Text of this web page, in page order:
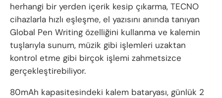
herhangi bir yerden içerik kesip çıkarma, TECNO
cihazlarla hızlı eşleşme, el yazısını anında tanıyan
Global Pen Writing özelliğini kullanma ve kalemin
tuşlarıyla sunum, müzik gibi işlemleri uzaktan
kontrol etme gibi birçok işlemi zahmetsizce
gerçekleştirebiliyor.
80mAh kapasitesindeki kalem bataryası, günlük 2